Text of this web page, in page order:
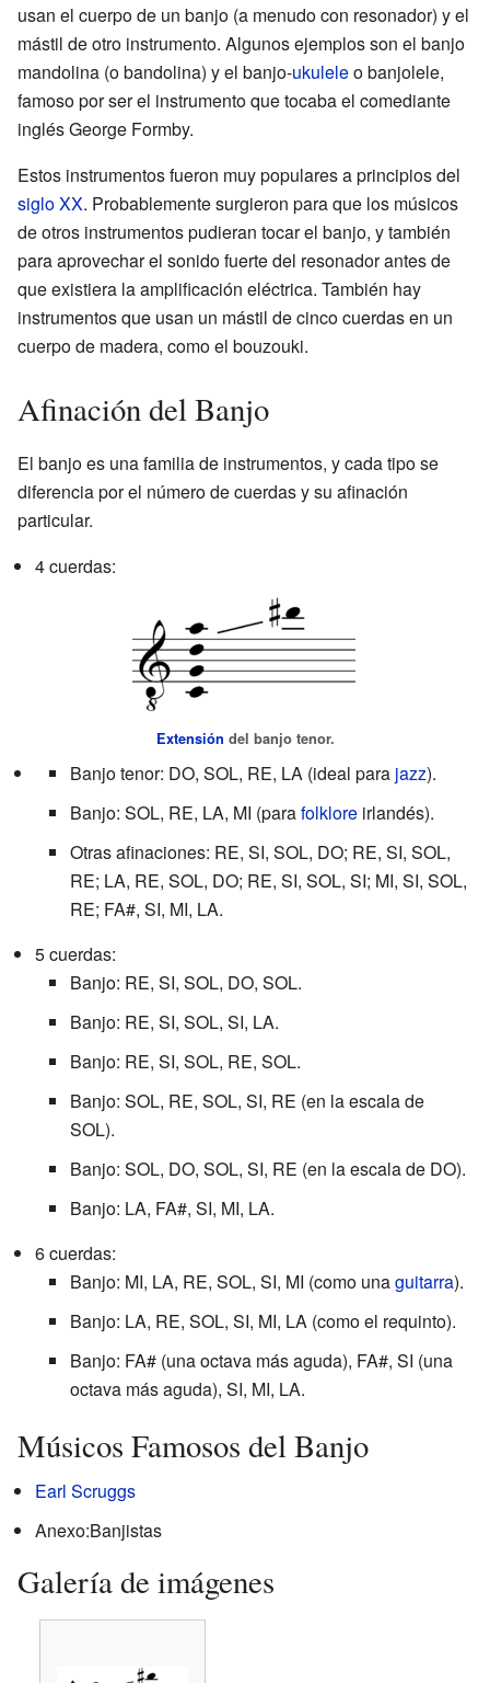
usan el cuerpo de un banjo (a menudo con resonador) y el
mástil de otro instrumento. Algunos ejemplos son el banjo
mandolina (o bandolina) y el banjo-ukuleleo banjolele,
famoso por ser el instrumento que tocaba el comediante
inglés George Formby.
Estos instrumentos fueron muy populares a principios del
siglo XX. Probablemente surgieron para que los músicos
de otros instrumentos pudieran tocar el banjo, y también
para aprovechar el sonido fuerte del resonador antes de
que existiera la amplificación eléctrica. También hay
instrumentos que usan un mástil de cinco cuerdas en un
cuerpo de madera, como el bouzouki.
Afinación del Banjo
El banjo es una familia de instrumentos, y cada tipo se
diferencia por el número de cuerdas y su afinación
particular.
4 cuerdas:
Extensión del banjo tenor.
Banjo tenor: DO, SOL, RE, LA (ideal para jazz).
Banjo: SOL, RE, LA, MI (parafolklore irlandés).
Otras afinaciones: RE, SI, SOL, DO; RE, SI, SOL,
RE; LA, RE, SOL, DO; RE, SI, SOL, SI; MI, SI, SOL,
RE; FA#, SI, MI, LA.
5 cuerdas:
Banjo: RE, SI, SOL, DO, SOL.
Banjo: RE, SI, SOL, SI, LA.
Banjo: RE, SI, SOL, RE, SOL.
Banjo: SOL, RE, SOL, SI, RE (en la escala de
SOL).
Banjo: SOL, DO, SOL, SI, RE (en la escala de DO).
Banjo: LA, FA#, SI, MI, LA.
6 cuerdas:
Banjo: MI, LA, RE, SOL, SI, MI (como unaguitarra).
Banjo: LA, RE, SOL, SI, MI, LA (como el requinto).
Banjo: FA# (una octava más aguda), FA#, SI (una
octava más aguda), SI, MI, LA.
Músicos Famosos del Banjo
Earl Scruggs
Anexo:Banjistas
Galería de imágenes